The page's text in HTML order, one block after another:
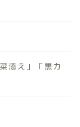
添え」「黒カ